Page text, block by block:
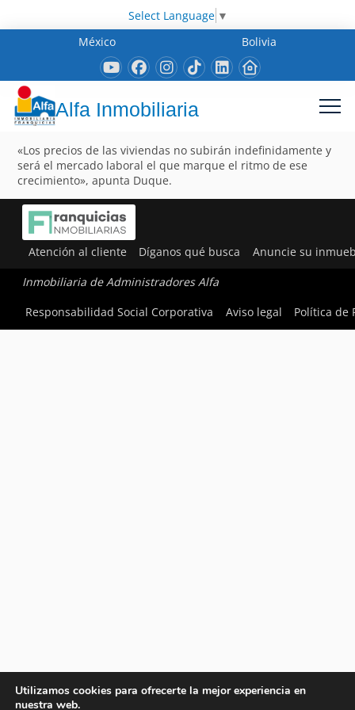
Select Language ▼
México
Bolivia
Alfa Inmobiliaria
«Los precios de las viviendas no subirán indefinidamente y
será el mercado laboral el que marque el ritmo de ese
crecimiento», apunta Duque.
Atención al cliente Díganos qué busca Anuncie su
Inmobiliaria de Administradores Alfa
Responsabilidad Social Corporativa
Aviso legal Política de
Utilizamos cookies para ofrecerte la mejor experiencia en
nuestra web.